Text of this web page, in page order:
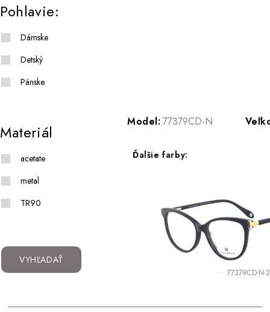
Pohlavie:
Dámske
Detský
Pánske
Materiál
acetate
metal
TR90
VYHĽADAŤ
Model: 77379CD-N
Ďalšie farby:
77379CD-N-2